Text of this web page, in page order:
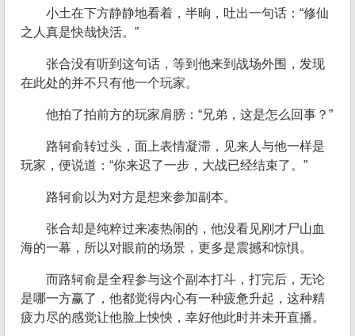
小土在下方静静地看着，半晌，吐出一句话：“修仙
之人真是快哉快活。”
张合没有听到这句话，等到他来到战场外围，发现
在此处的并不只有他一个玩家。
他拍了拍前方的玩家肩膀：“兄弟，这是怎么回事？”
路轲俞转过头，面上表情凝滞，见来人与他一样是
玩家，便说道：“你来迟了一步，大战已经结束了。”
路轲俞以为对方是想来参加副本。
张合却是纯粹过来凑热闹的，他没看见刚才尸山血
海的一幕，所以对眼前的场景，更多是震撼和惊惧。
而路轲俞是全程参与这个副本打斗，打完后，无论
是哪一方赢了，他都觉得内心有一种疲惫升起，这种精
疲力尽的感觉让他脸上怏怏，幸好他此时并未开直播。